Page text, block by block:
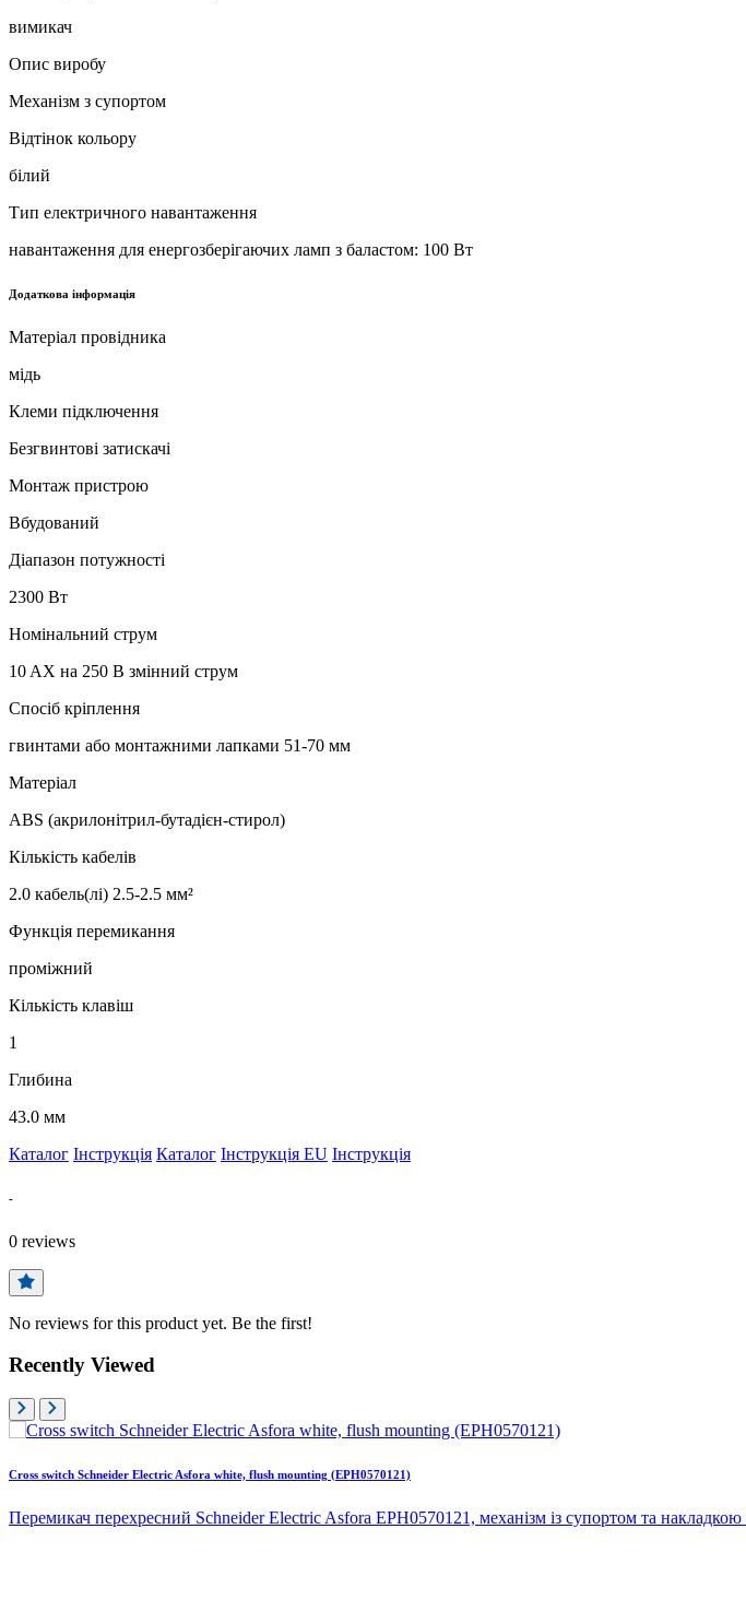
вимикач
Опис виробу
Механізм з супортом
Відтінок кольору
білий
Тип електричного навантаження
навантаження для енергозберігаючих ламп з баластом: 100 Вт
Додаткова інформація
Матеріал провідника
мідь
Клеми підключення
Безгвинтові затискачі
Монтаж пристрою
Вбудований
Діапазон потужності
2300 Вт
Номінальний струм
10 AX на 250 В змінний струм
Спосіб кріплення
гвинтами або монтажними лапками 51-70 мм
Матеріал
ABS (акрилонітрил-бутадієн-стирол)
Кількість кабелів
2.0 кабель(лі) 2.5-2.5 мм²
Функція перемикання
проміжний
Кількість клавіш
1
Глибина
43.0 мм
Каталог Інструкція Каталог Інструкція EU Інструкція
-
0 reviews
No reviews for this product yet. Be the first!
Recently Viewed
Cross switch Schneider Electric Asfora white, flush mounting (EPH0570121)
Перемикач перехресний Schneider Electric Asfora EPH0570121, механізм із супортом та